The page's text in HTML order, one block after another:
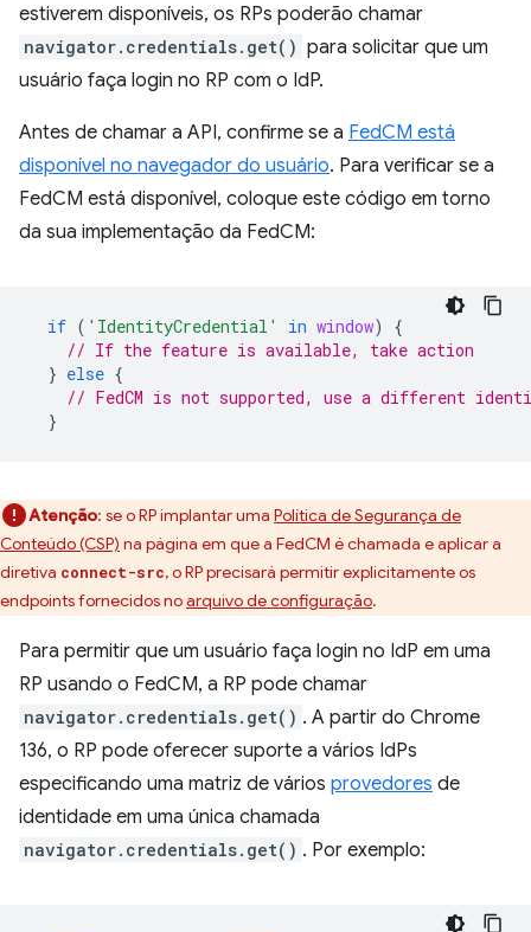
estiverem disponíveis, os RPs poderão chamar
navigator.credentials.get() para solicitar que um
usuário faça login no RP com o IdP.
Antes de chamar a API, confirme se a FedCM está
disponível no navegador do usuário. Para verificar se a
FedCM está disponível, coloque este código em torno
da sua implementação da FedCM:
if ( 'IdentityCredential' in window)
{
// If the feature is available, take action
} else {
// FedCM is not supported, use a different
}
Atenção: se o RP implantar uma Política de Segurança de
Conteúdo (CSP) na página em que a FedCM é chamada e aplicar a
diretiva connect-src, o RP precisará permitir explicitamente os
endpoints fornecidos noarquivo de configuração.
Para permitir que um usuário faça login no IdP em uma
RP usando o FedCM, a RP pode chamar
navigator.credentials.get() . A partir do Chrome
136, o RP pode oferecer suporte a vários IdPs
especificando uma matriz de vários provedores de
identidade em uma única chamada
navigator.credentials.get() . Por exemplo: